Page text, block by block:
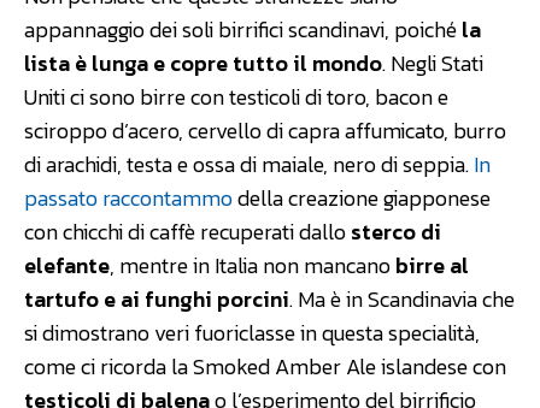
appannaggio dei soli birrifici scandinavi, poichéla
lista è lunga e copre tutto il mondo. Negli Stati
Uniti ci sono birre con testicoli di toro, bacon e
sciroppo d’acero, cervello di capra affumicato, burro
di arachidi, testa e ossa di maiale, nero di seppia.In
passato raccontammodella creazione giapponese
con chicchi di caffè recuperati dallosterco di
elefante, mentre in Italia non mancanobirre al
tartufo e ai funghi porcini. Ma è in Scandinavia che
si dimostrano veri fuoriclasse in questa specialità,
come ci ricorda la Smoked Amber Ale islandese con
testicoli di balenao l’esperimento del birrificio